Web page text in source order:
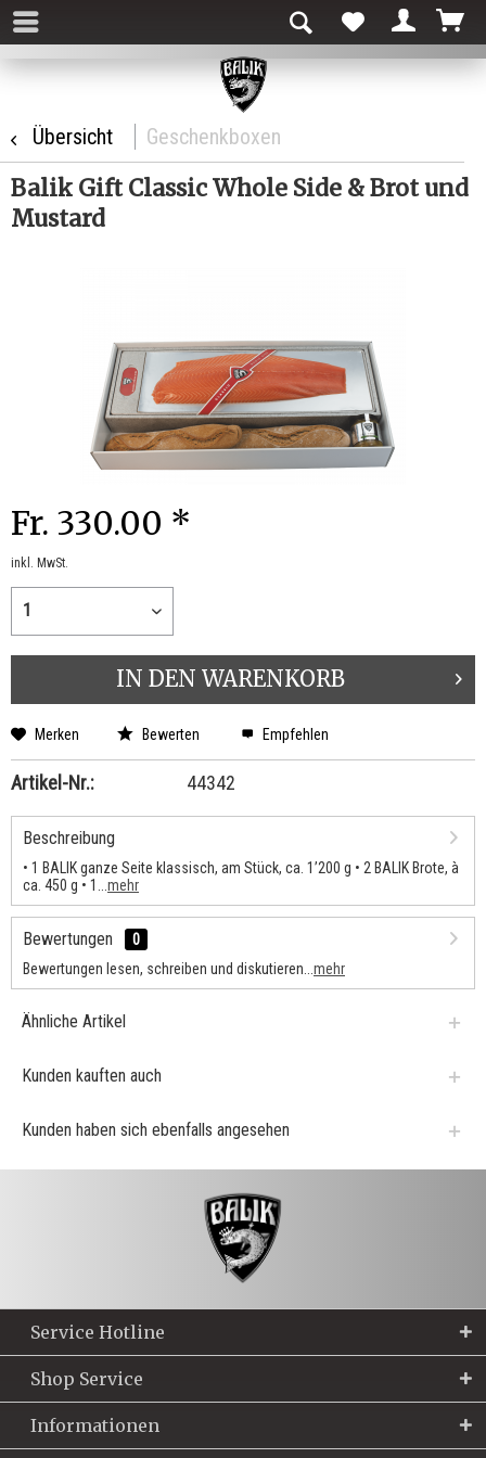
Übersicht Geschenkboxen
Balik Gift Classic Whole Side & Brot und
Mustard
Fr. 330.00 *
inkl. MwSt.
IN DEN WARENKORB
Merken Bewerten Empfehlen
Artikel-Nr.: 44342
Beschreibung
• 1 BALIK ganze Seite klassisch, am Stück, ca. 1’200 g • 2 BALIK Brote, à
ca. 450 g • 1... mehr
Bewertungen
0
Bewertungen lesen, schreiben und diskutieren... mehr
Ähnliche Artikel
Kunden kauften auch
Kunden haben sich ebenfalls angesehen
Service Hotline
Shop Service
Informationen